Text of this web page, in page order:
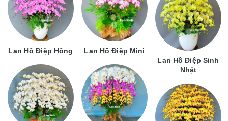
Lan Hồ Điệp Hồng Lan Hồ Điệp Mini
Lan Hồ Điệp Sinh
Nhật